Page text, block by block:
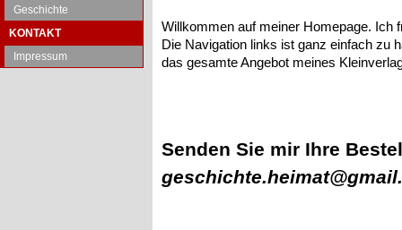
Geschichte
KONTAKT
Impressum
Willkommen auf meiner Homepage. Ich
Die Navigation links ist ganz einfach zu
das gesamte Angebot meines
Senden Sie mir Ihre